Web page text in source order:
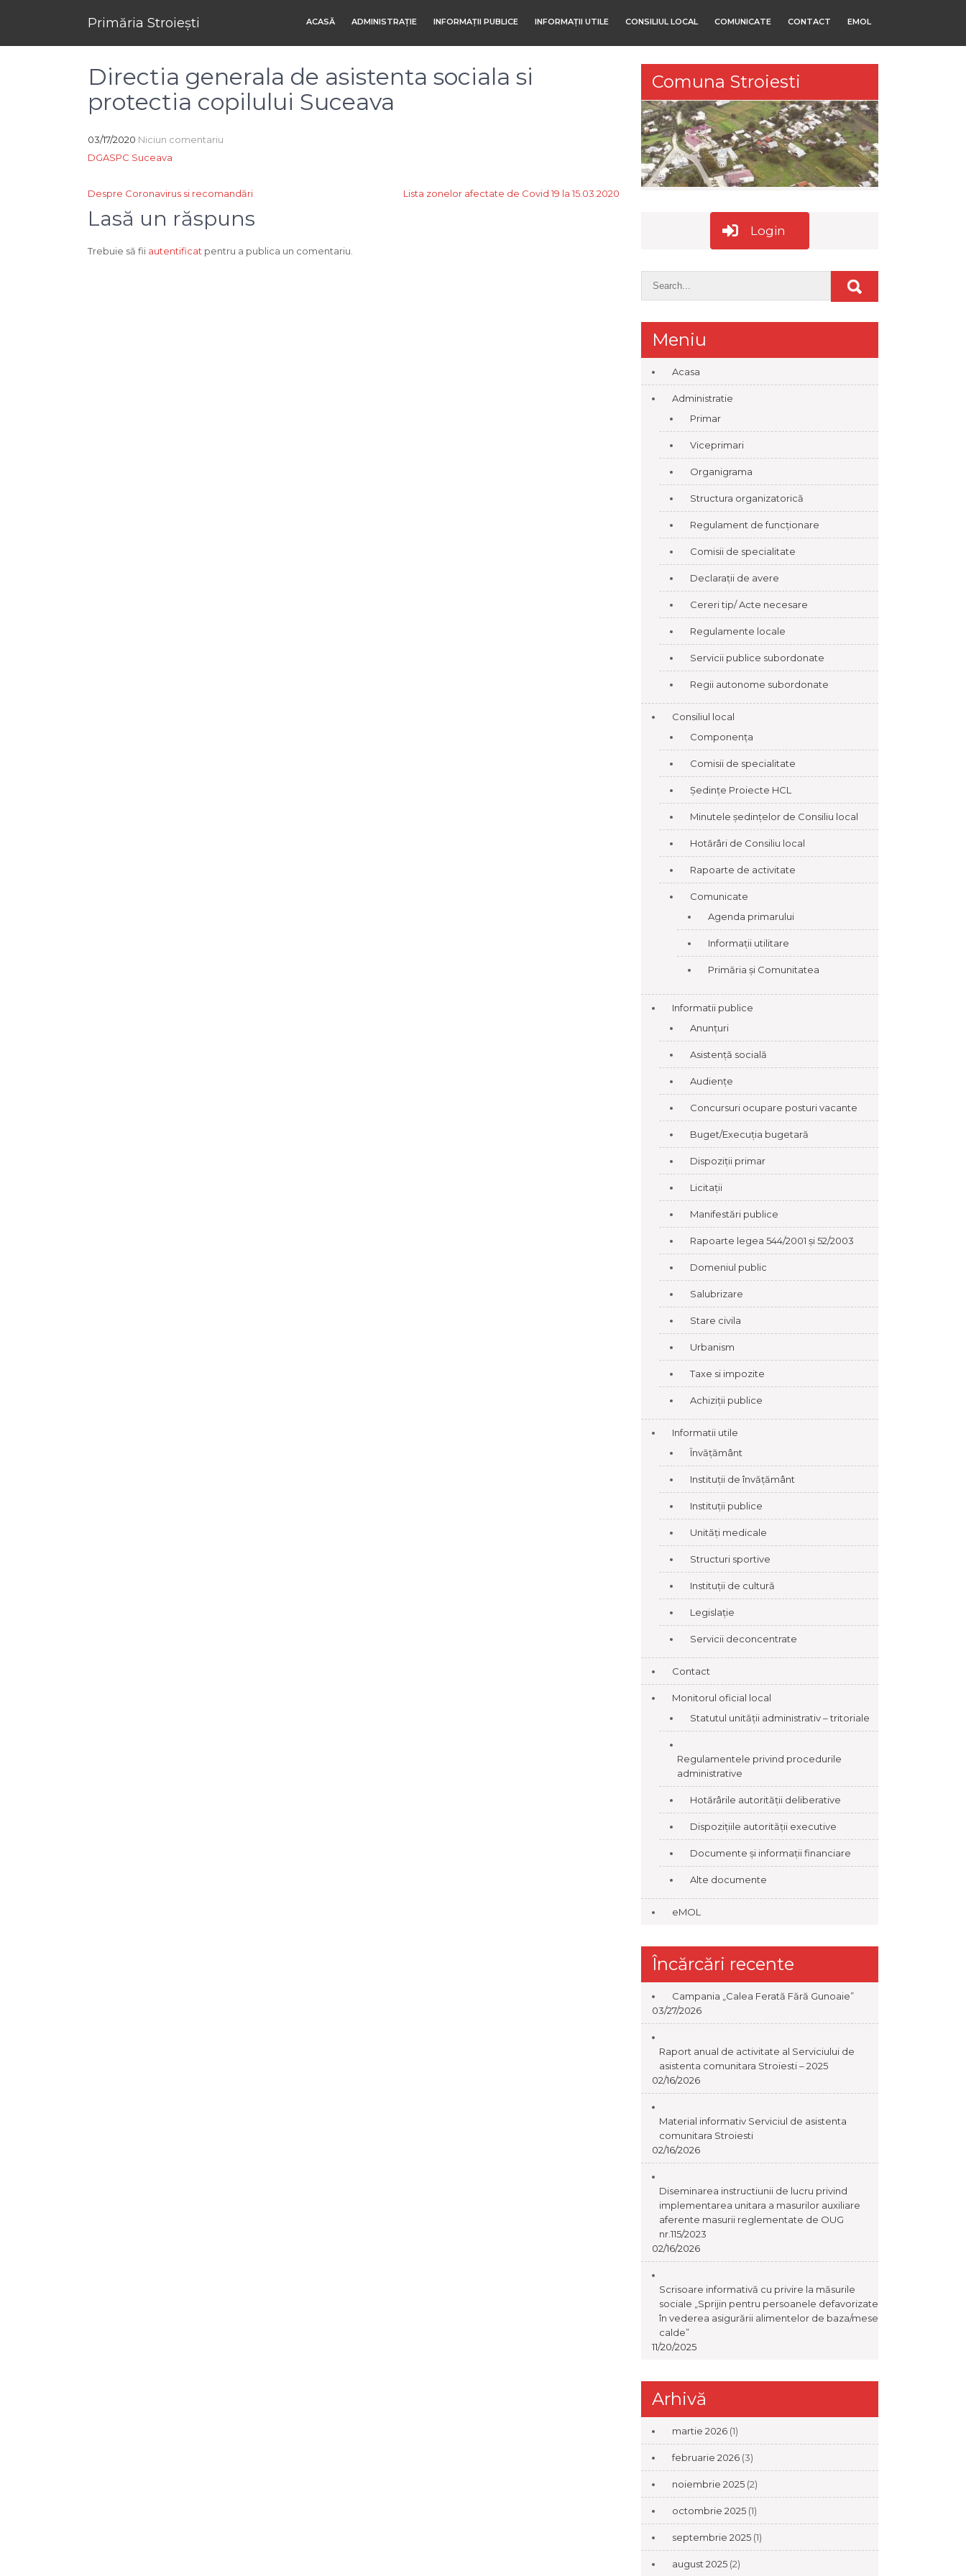
Primăria Stroiești ACASĂ ADMINISTRAȚIE INFORMAȚII PUBLICE INFORMAȚII UTILE CONSILIUL LOCAL COMUNICATE CONTACT EMOL
Directia generala de asistenta sociala si
protectia copilului Suceava
03/17/2020 Niciun comentariu
DGASPC Suceava
Navigare
în
Despre Coronavirus si recomandări Lista zonelor afectate de Covid 19 la 15.03.2020
Lasă un răspuns
Trebuie să fii autentificat pentru a publica un comentariu.
Comuna Stroiesti
Login
Meniu
Acasa
Administratie
Primar
Viceprimari
Organigrama
Structura organizatorică
Regulament de funcționare
Comisii de specialitate
Declarații de avere
Cereri tip/ Acte necesare
Regulamente locale
Servicii publice subordonate
Regii autonome subordonate
Consiliul local
Componența
Comisii de specialitate
Ședințe Proiecte HCL
Minutele ședințelor de Consiliu local
Hotărâri de Consiliu local
Rapoarte de activitate
Comunicate
Agenda primarului
Informații utilitare
Primăria și Comunitatea
Informatii publice
Anunțuri
Asistență socială
Audiențe
Concursuri ocupare posturi vacante
Buget/Execuția bugetară
Dispoziții primar
Licitații
Manifestări publice
Rapoarte legea 544/2001 și 52/2003
Domeniul public
Salubrizare
Stare civila
Urbanism
Taxe si impozite
Achiziții publice
Informatii utile
Învățământ
Instituții de învățământ
Instituții publice
Unități medicale
Structuri sportive
Instituții de cultură
Legislație
Servicii deconcentrate
Contact
Monitorul oficial local
Statutul unității administrativ – tritoriale
Regulamentele privind procedurile
administrative
Hotărârile autorității deliberative
Dispozițiile autorității executive
Documente și informații financiare
Alte documente
eMOL
Încărcări recente
Campania „Calea Ferată Fără Gunoaie”
03/27/2026
Raport anual de activitate al Serviciului de
asistenta comunitara Stroiesti – 2025
02/16/2026
Material informativ Serviciul de asistenta
comunitara Stroiesti
02/16/2026
Diseminarea instructiunii de lucru privind
implementarea unitara a masurilor auxiliare
aferente masurii reglementate de OUG
nr.115/2023
02/16/2026
Scrisoare informativă cu privire la măsurile
sociale „Sprijin pentru persoanele defavorizate
în vederea asigurării alimentelor de baza/mese
calde”
11/20/2025
Arhivă
martie 2026 (1)
februarie 2026 (3)
noiembrie 2025 (2)
octombrie 2025 (1)
septembrie 2025 (1)
august 2025 (2)